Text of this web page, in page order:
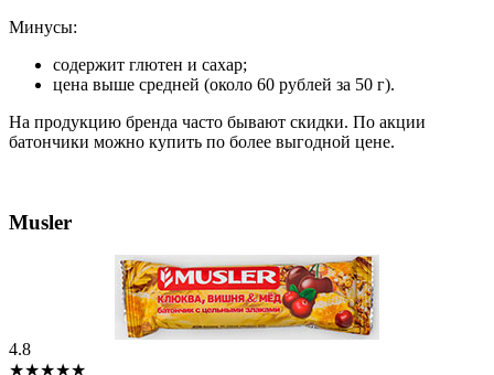
Минусы:
содержит глютен и сахар;
цена выше средней (около 60 рублей за 50 г).
На продукцию бренда часто бывают скидки. По акции
батончики можно купить по более выгодной цене.
Musler
4.8
★★★★★